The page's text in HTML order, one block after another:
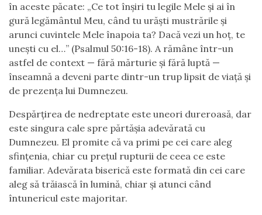
în aceste păcate: „Ce tot înșiri tu legile Mele și ai în
gură legământul Meu, când tu urăști mustrările și
arunci cuvintele Mele înapoia ta? Dacă vezi un hoț, te
unești cu el…” (Psalmul 50:16-18). A rămâne într-un
astfel de context — fără mărturie și fără luptă —
înseamnă a deveni parte dintr-un trup lipsit de viață și
de prezența lui Dumnezeu.
Despărțirea de nedreptate este uneori dureroasă, dar
este singura cale spre părtășia adevărată cu
Dumnezeu. El promite că va primi pe cei care aleg
sfințenia, chiar cu prețul rupturii de ceea ce este
familiar. Adevărata biserică este formată din cei care
aleg să trăiască în lumină, chiar și atunci când
întunericul este majoritar.